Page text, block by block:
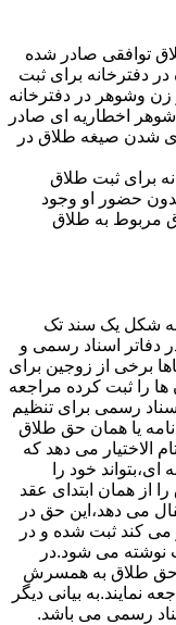
توافقی صادر شده
دفترخانه برای ثبت
وشوهر در دفترخانه
اخطاریه ای صادر
شدن صیغه طلاق در
برای ثبت طلاق
حضور او وجود
مربوط به طلاق
شکل یک سند تک
دفاتر اسناد رسمی و
برخی از زوجین برای
را ثبت کرده مراجعه
رسمی برای تنظیم
نامه یا همان حق طلاق
الاختیار می دهد که
خود را
از همان ابتدای عقد
می دهد،این حق در
می کند ثبت شده و در
نوشته می شود.در
حق طلاق به همسرش
نمایند.به بیانی دیگر
رسمی می باشد.